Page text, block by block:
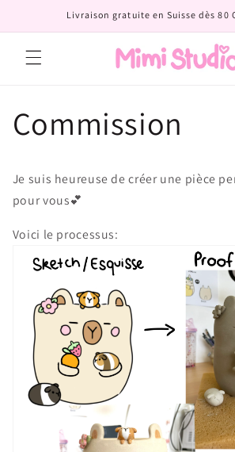
au
contenu
Livraison gratuite en Suisse dès 80
Commission
Je suis heureuse de créer une pièce
pour vous💕
Voici le processus: